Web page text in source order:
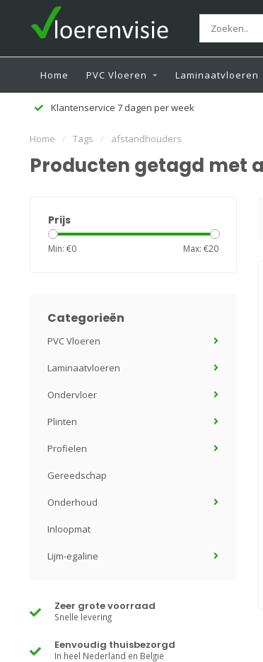
Home PVC Vloeren Laminaatvloeren
Klantenservice 7 dagen per week
Home / Tags / afstandhouders
Producten getagd met
Prijs
Min: €0 Max: €20
Categorieën
PVC Vloeren
Laminaatvloeren
Ondervloer
Plinten
Profielen
Gereedschap
Onderhoud
Inloopmat
Lijm-egaline
Zeer grote voorraad
Snelle levering
Eenvoudig thuisbezorgd
In heel Nederland en België